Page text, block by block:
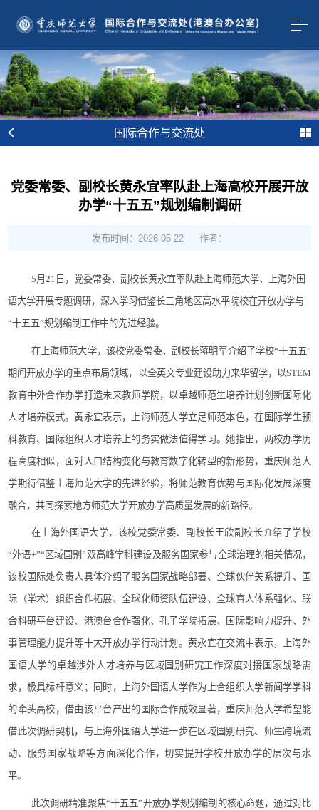
国际合作与交流处
党委常委、副校长黄永宜率队赴上海高校开展开放
办学“十五五”规划编制调研
发布时间：2026-05-22 作者：
5月 21 日， 党委常委、 副校长黄永宜率队赴上海师范大学、上海外国
语大学开展专题调研，深入学习借鉴长三角地区高水平院校在开放办学与
“十五五”规划编制 工作中的先进经验。
在上海师范大学， 该校党委常委、 副校长蒋明军介绍了学校“十五五”
期间开放办学的重点布局领域， 以全英文专业建设助力来华留学，以STEM
教育中外合作办学打造未来教师学院，以卓越师范生培养计划创新国际化
人才培养模式。黄永宜表示，上海师范大学立足师范本色，在国际学生预
科教育、 国际组织人才培养上的务实做法值得学习。她指出，两校办学历
程高度相似，面对人口结构变化与教育数字化转型的新形势， 重庆师范大
学期待借鉴 上海师范大学的先进经验，将师范教育优势与国际化发展深度
融合，共同探索地方师范大学开放办学高质量发展的新路径。
在上海外国语大学， 该校党委常委、 副校长王欣副校长介绍了学校
“外语+”“ 区域国别” 双高峰学科建设及服务国家参与全球治理的相关情况，
该校国际处负责人具体介绍了服务国家战略部署、全球伙伴关系提升、 国
际（学术）组织合作拓展、 全球化师资队伍建设、全球育人体系强化、 联
合科研平台建设、 港澳台合作强化、孔子学院拓展、 国际影响力提升、 外
事管理能力提升等十大开放办学行动计划 。黄永宜在交流中表示， 上海外
国语大学的卓越涉外人才培养与区域国别研究工作深度对接国家战略需
求 ， 极具标杆意义 ； 同时，上海外国语大学作为上合组织大学新闻学学科
的牵头高校 ，借由该平台产出的国际合作成效显著，重庆师范大学希望能
借此次调研契机， 与上海外国语大学进一步在 区域国别研究、师生跨境流
动、 服务 国家战略等方面深化合作 ，切实提升学校开放办学的层次与水
平。
此次调研精准聚焦“十五五”开放办学规划编制的核心命题，通过对比